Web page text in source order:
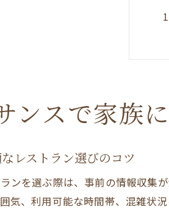
ンスで家族
レストラン選びのコツ
ンを選ぶ際は、事前の情報収集
気、利用可能な時間帯、混雑状